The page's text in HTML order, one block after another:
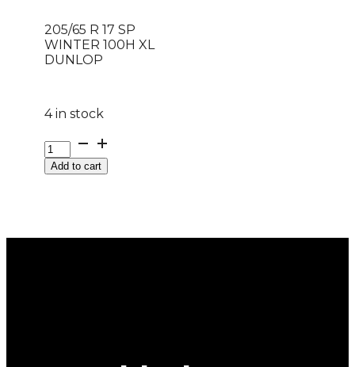
205/65 R 17 SP
WINTER 100H XL
DUNLOP
4 in stock
205/65
R
17Add to cart